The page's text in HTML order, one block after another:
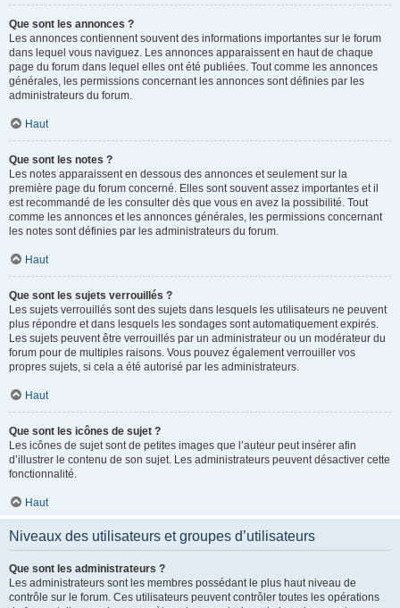
Que sont les annonces ?
Les annonces contiennent souvent des informations importantes sur le forum
dans lequel vous naviguez. Les annonces apparaissent en haut de chaque
page du forum dans lequel elles ont été publiées. Tout comme les annonces
générales, les permissions concernant les annonces sont définies par les
administrateurs du forum.
Haut
Que sont les notes ?
Les notes apparaissent en dessous des annonces et seulement sur la
première page du forum concerné. Elles sont souvent assez importantes et il
est recommandé de les consulter dès que vous en avez la possibilité. Tout
comme les annonces et les annonces générales, les permissions concernant
les notes sont définies par les administrateurs du forum.
Haut
Que sont les sujets verrouillés ?
Les sujets verrouillés sont des sujets dans lesquels les utilisateurs ne peuvent
plus répondre et dans lesquels les sondages sont automatiquement expirés.
Les sujets peuvent être verrouillés par un administrateur ou un modérateur du
forum pour de multiples raisons. Vous pouvez également verrouiller vos
propres sujets, si cela a été autorisé par les administrateurs.
Haut
Que sont les icônes de sujet ?
Les icônes de sujet sont de petites images que l’auteur peut insérer afin
d’illustrer le contenu de son sujet. Les administrateurs peuvent désactiver cette
fonctionnalité.
Haut
Niveaux des utilisateurs et groupes d’utilisateurs
Que sont les administrateurs ?
Les administrateurs sont les membres possédant le plus haut niveau de
contrôle sur le forum. Ces utilisateurs peuvent contrôler toutes les opérations